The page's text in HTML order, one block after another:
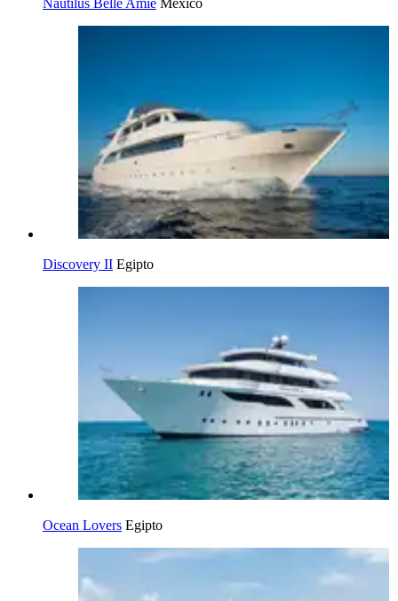
Nautilus Belle Amie México
Discovery II Egipto
Ocean Lovers Egipto